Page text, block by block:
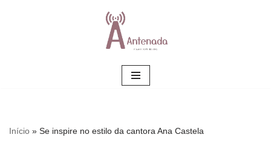
Início » Se inspire no estilo da cantora Ana Castela